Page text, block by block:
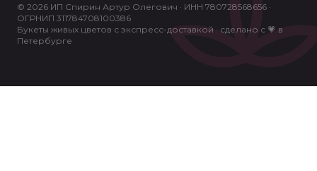
© 2026 ИП Спирин Артур Олегович · ИНН 780728568656 ·
ОГРНИП 311784708100386
Букеты живых цветов с экспресс-доставкой · сделано с 💗 в
Петербурге